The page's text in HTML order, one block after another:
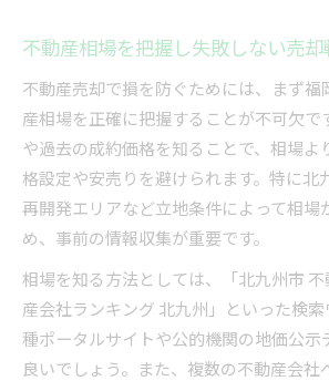
不動産相場を把握し失敗しない売却
不動産売却で損を防ぐためには、まず福
産相場を正確に把握することが不可欠で
や過去の成約価格を知ることで、相場よ
格設定や安売りを避けられます。特に北
再開発エリアなど立地条件によって相場
め、事前の情報収集が重要です。
相場を知る方法としては、「北九州市
産会社ランキング 北九州」といった検
種ポータルサイトや公的機関の地価公示
良いでしょう。また、複数の不動産会社